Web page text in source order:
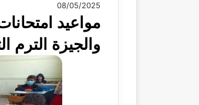
08/05/2025
والجيزة الترم